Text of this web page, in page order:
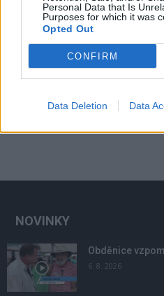
Personal Data that Is
Purposes for which it was
Opted Out
CONFIRM
Data Deletion Data
NOVINKY
Obděnice
6. 8. 2026